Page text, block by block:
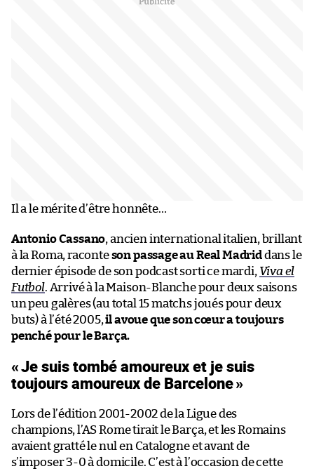
Il a le mérite d’être honnête…
Antonio Cassano, ancien international italien, brillant
à la Roma, raconteson passage au Real Madriddans le
dernier épisode de son podcast sorti ce mardi, Viva el
Futbol. Arrivé à la Maison-Blanche pour deux saisons
un peu galères (au total 15 matchs joués pour deux
buts) à l’été 2005,il avoue que son cœur a toujours
penché pour le Barça.
«Je suis tombé amoureux et je suis
toujours amoureux de Barcelone»
Lors de l’édition 2001-2002 de la Ligue des
champions, l’AS Rome tirait le Barça, et les Romains
avaient gratté le nul en Catalogne et avant de
s’imposer 3-0 à domicile. C’est à l’occasion de cette